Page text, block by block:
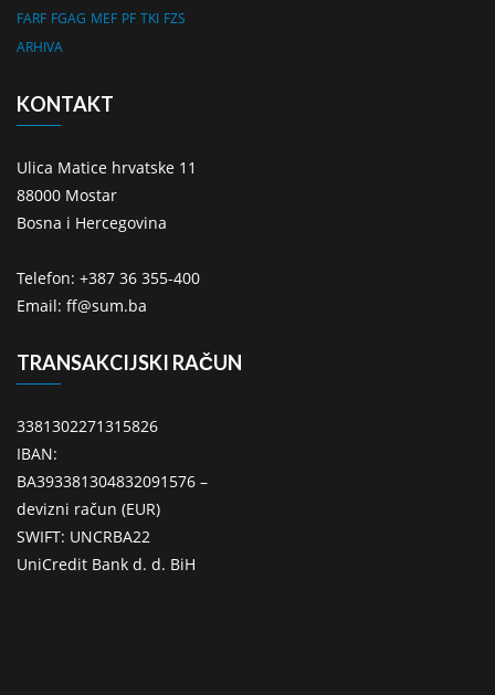
FARF FGAG MEF PF TKI FZS
ARHIVA
KONTAKT
Ulica Matice hrvatske 11
88000 Mostar
Bosna i Hercegovina
Telefon: +387 36 355-400
Email: ff@sum.ba
TRANSAKCIJSKI RAČUN
3381302271315826
IBAN:
BA393381304832091576 –
devizni račun (EUR)
SWIFT: UNCRBA22
UniCredit Bank d. d. BiH